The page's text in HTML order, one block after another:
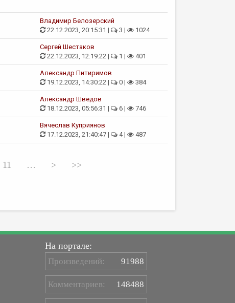
Владимир Белозерский
22.12.2023, 20:15:31 |
3 | 1024
Сергей Шестаков
22.12.2023, 12:19:22 |
1 | 401
Александр Питиримов
19.12.2023, 14:30:22 |
0 | 384
Александр Шведов
18.12.2023, 05:56:31 |
6 | 746
Вячеслав Куприянов
17.12.2023, 21:40:47 |
4 | 487
11 … > >>
На портале:
Произведений: 91988
Комментариев: 148488